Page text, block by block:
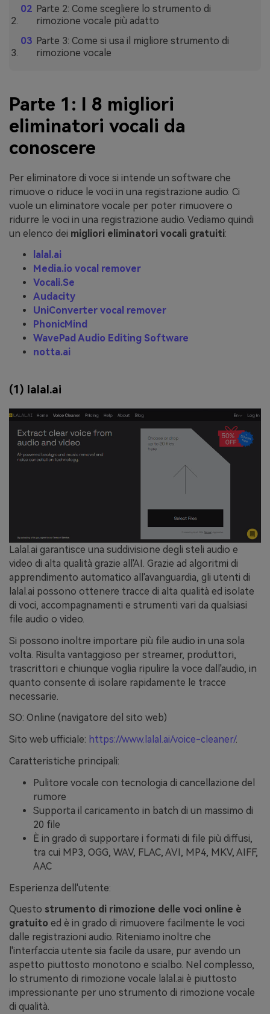
Parte 2: Come scegliere lo strumento di
rimozione vocale più adatto
Parte 3: Come si usa il migliore strumento di
rimozione vocale
Parte 1: I 8 migliori
eliminatori vocali da
conoscere
Per eliminatore di voce si intende un software che
rimuove o riduce le voci in una registrazione audio. Ci
vuole un eliminatore vocale per poter rimuovere o
ridurre le voci in una registrazione audio. Vediamo quindi
un elenco dei migliori eliminatori vocali gratuiti:
lalal.ai
Media.io vocal remover
Vocali.Se
Audacity
UniConverter vocal remover
PhonicMind
WavePad Audio Editing Software
notta.ai
(1) lalal.ai
Lalal.ai garantisce una suddivisione degli steli audio e
video di alta qualità grazie all'AI. Grazie ad algoritmi di
apprendimento automatico all'avanguardia, gli utenti di
lalal.ai possono ottenere tracce di alta qualità ed isolate
di voci, accompagnamenti e strumenti vari da qualsiasi
file audio o video.
Si possono inoltre importare più file audio in una sola
volta. Risulta vantaggioso per streamer, produttori,
trascrittori e chiunque voglia ripulire la voce dall'audio, in
quanto consente di isolare rapidamente le tracce
necessarie.
SO: Online (navigatore del sito web)
Sito web ufficiale: https://www.lalal.ai/voice-cleaner/.
Caratteristiche principali:
Pulitore vocale con tecnologia di cancellazione del
rumore
Supporta il caricamento in batch di un massimo di
20 file
È in grado di supportare i formati di file più diffusi,
tra cui MP3, OGG, WAV, FLAC, AVI, MP4, MKV, AIFF,
AAC
Esperienza dell'utente:
Questo strumento di rimozione delle voci online è
gratuito ed è in grado di rimuovere facilmente le voci
dalle registrazioni audio. Riteniamo inoltre che
l'interfaccia utente sia facile da usare, pur avendo un
aspetto piuttosto monotono e scialbo. Nel complesso,
lo strumento di rimozione vocale lalal.ai è piuttosto
impressionante per uno strumento di rimozione vocale
di qualità.